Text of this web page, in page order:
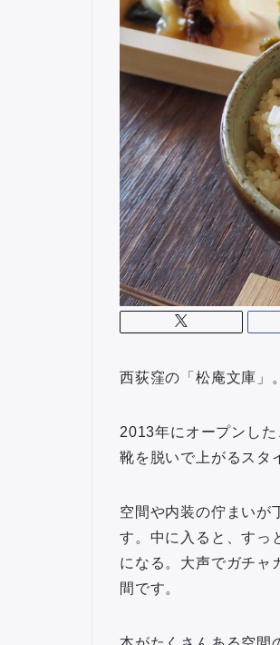
西荻窪の「松庵文庫」。
2013年にオープンし
靴を脱いで上がるスタ
空間や内装の佇まいが
す。中に入ると、すっ
になる。大声でガチャ
間です。